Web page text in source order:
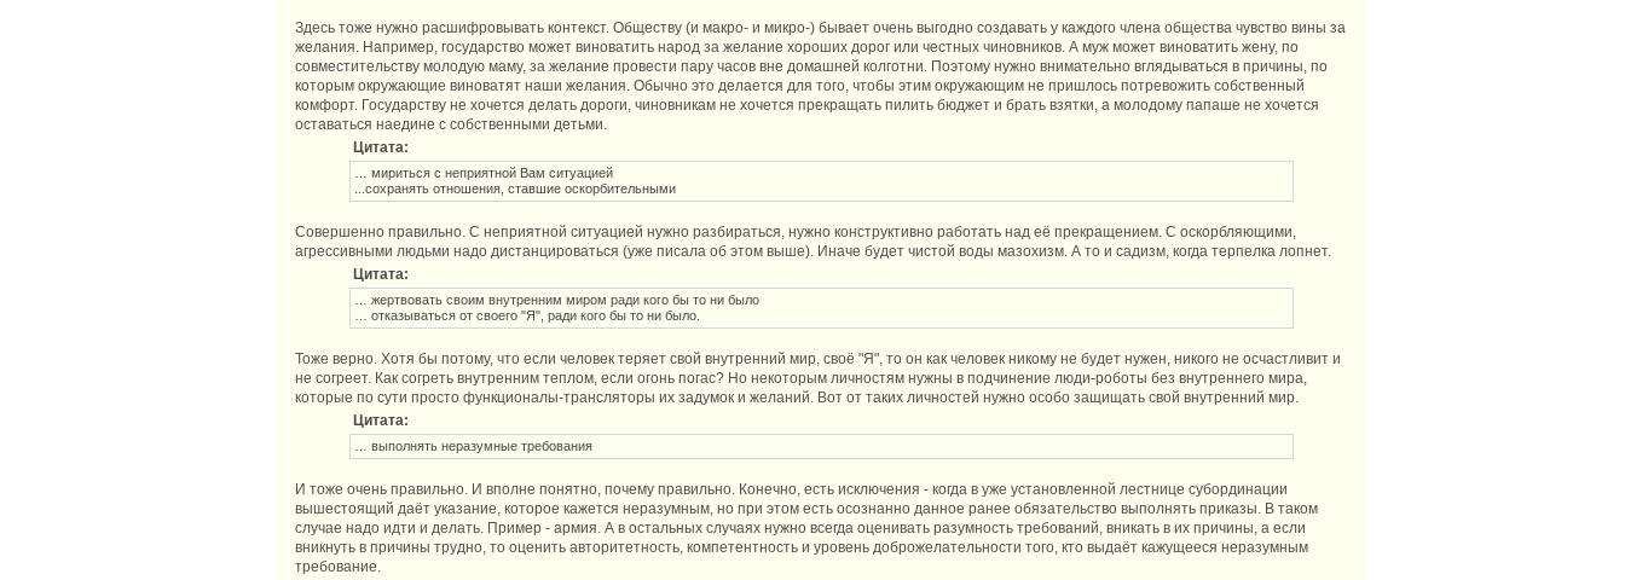
Здесь тоже нужно расшифровывать контекст. Обществу (и макро- и микро-) бывает очень выгодно создавать у каждого члена общества чувство вины за
желания. Например, государство может виноватить народ за желание хороших дорог или честных чиновников. А муж может виноватить жену, по
совместительству молодую маму, за желание провести пару часов вне домашней колготни. Поэтому нужно внимательно вглядываться в причины, по
которым окружающие виноватят наши желания. Обычно это делается для того, чтобы этим окружающим не пришлось потревожить собственный
комфорт. Государству не хочется делать дороги, чиновникам не хочется прекращать пилить бюджет и брать взятки, а молодому папаше не хочется
оставаться наедине с собственными детьми.
Цитата:
… мириться с неприятной Вам ситуацией
...сохранять отношения, ставшие оскорбительными
Совершенно правильно. С неприятной ситуацией нужно разбираться, нужно конструктивно работать над её прекращением. С оскорбляющими,
агрессивными людьми надо дистанцироваться (уже писала об этом выше). Иначе будет чистой воды мазохизм. А то и садизм, когда терпелка лопнет.
Цитата:
… жертвовать своим внутренним миром ради кого бы то ни было
… отказываться от своего "Я", ради кого бы то ни было.
Тоже верно. Хотя бы потому, что если человек теряет свой внутренний мир, своё "Я", то он как человек никому не будет нужен, никого не осчастливит и
не согреет. Как согреть внутренним теплом, если огонь погас? Но некоторым личностям нужны в подчинение люди-роботы без внутреннего мира,
которые по сути просто функционалы-трансляторы их задумок и желаний. Вот от таких личностей нужно особо защищать свой внутренний мир.
Цитата:
… выполнять неразумные требования
И тоже очень правильно. И вполне понятно, почему правильно. Конечно, есть исключения - когда в уже установленной лестнице субординации
вышестоящий даёт указание, которое кажется неразумным, но при этом есть осознанно данное ранее обязательство выполнять приказы. В таком
случае надо идти и делать. Пример - армия. А в остальных случаях нужно всегда оценивать разумность требований, вникать в их причины, а если
вникнуть в причины трудно, то оценить авторитетность, компетентность и уровень доброжелательности того, кто выдаёт кажущееся неразумным
требование.